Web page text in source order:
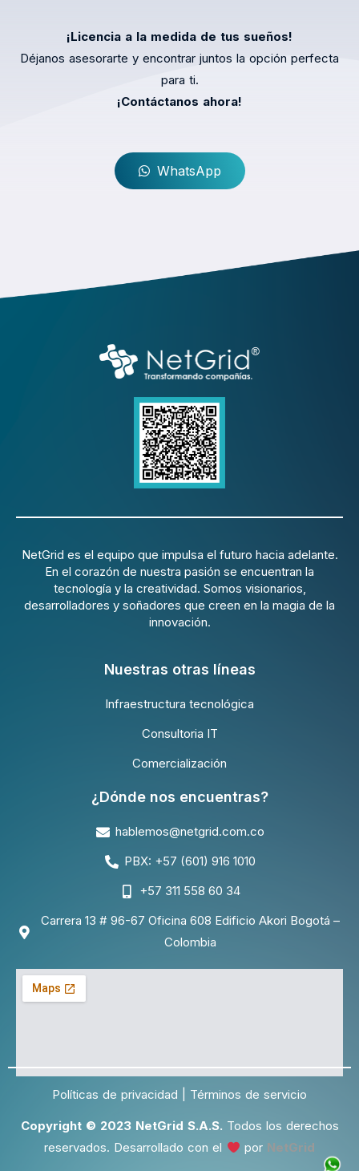
¡Licencia a la medida de tus sueños!
Déjanos asesorarte y encontrar juntos la opción perfecta
para ti.
¡Contáctanos ahora!
WhatsApp
NetGrid es el equipo que impulsa el futuro hacia adelante.
En el corazón de nuestra pasión se encuentran la
tecnología y la creatividad. Somos visionarios,
desarrolladores y soñadores que creen en la magia de la
innovación.
Nuestras otras líneas
Infraestructura tecnológica
Consultoria IT
Comercialización
¿Dónde nos encuentras?
hablemos@netgrid.com.co
PBX: +57 (601) 916 1010
+57 311 558 60 34
Carrera 13 # 96-67 Oficina 608 Edificio Akori Bogotá –
Colombia
Políticas de privacidad | Términos de servicio
Copyright © 2023 NetGrid S.A.S. Todos los derechos
reservados. Desarrollado con el
por NetGrid